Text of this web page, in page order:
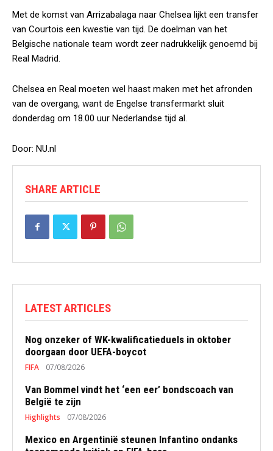
Met de komst van Arrizabalaga naar Chelsea lijkt een transfer
van Courtois een kwestie van tijd. De doelman van het
Belgische nationale team wordt zeer nadrukkelijk genoemd bij
Real Madrid.
Chelsea en Real moeten wel haast maken met het afronden
van de overgang, want de Engelse transfermarkt sluit
donderdag om 18.00 uur Nederlandse tijd al.
Door: NU.nl
SHARE ARTICLE
LATEST ARTICLES
Nog onzeker of WK-kwalificatieduels in oktober
doorgaan door UEFA-boycot
FIFA 07/08/2026
Van Bommel vindt het ‘een eer’ bondscoach van
België te zijn
Highlights 07/08/2026
Mexico en Argentinië steunen Infantino ondanks